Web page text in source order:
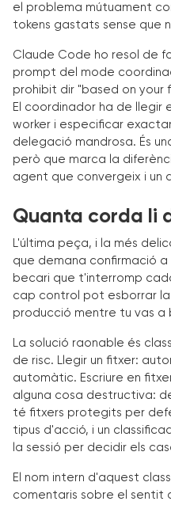
el problema mútuament
tokens gastats sense que
Claude Code ho resol de
prompt del mode
prohibit dir "based on your
El coordinador ha de llegir
worker i especificar
delegació mandrosa. És
però que marca la
agent que convergeix i un
Quanta corda li
L'última peça, i la més
que demana confirmació
becari que t'interromp
cap control pot esborrar
producció mentre tu vas a
La solució raonable és
de risc. Llegir un fitxer:
automàtic. Escriure en
alguna cosa destructiva:
té fitxers protegits per
tipus d'acció, i un
la sessió per decidir els
El nom intern d'aquest
comentaris sobre el sentit